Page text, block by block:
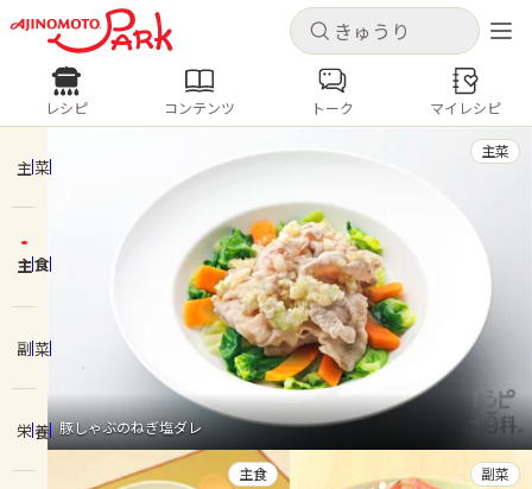
キャンセル
ログインするとレシピを保存できます
ログイン
コンテンツ
レシピ
トーク
キャンセル
レシピ コンテンツ
人気の食材・レシピ
なす トマト
とうもろこし
みょうが ゴーヤ
レシピ コンテンツ トーク マイレシピ
主菜
主食
副菜
栄養 豚しゃぶのねぎ塩ダレ
主菜
主食 副菜